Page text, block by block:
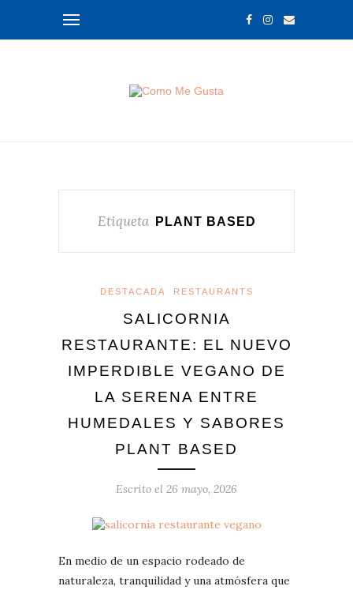
Etiqueta PLANT BASED
DESTACADA RESTAURANTS
SALICORNIA
RESTAURANTE: EL NUEVO
IMPERDIBLE VEGANO DE
LA SERENA ENTRE
HUMEDALES Y SABORES
PLANT BASED
Escrito el 26 mayo, 2026
En medio de un espacio rodeado de
naturaleza, tranquilidad y una atmósfera que